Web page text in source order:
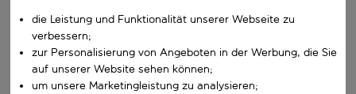
Wähle ein Ab- und Rückflugdatum aus.
Wer
die Leistung und Funktionalität unserer Webseite zu
verbessern;
zur Personalisierung von Angeboten in der Werbung, die Sie
auf unserer Website sehen können;
um unsere Marketingleistung zu analysieren;